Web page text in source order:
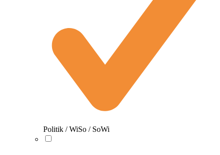
Politik / WiSo / SoWi